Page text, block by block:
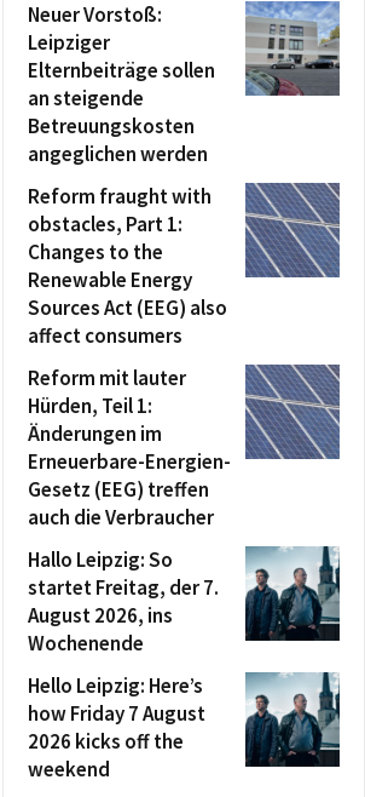
Neuer Vorstoß:
Leipziger
Elternbeiträge sollen
an steigende
Betreuungskosten
angeglichen werden
Reform fraught with
obstacles, Part 1:
Changes to the
Renewable Energy
Sources Act (EEG) also
affect consumers
Reform mit lauter
Hürden, Teil 1:
Änderungen im
Erneuerbare-Energien-
Gesetz (EEG) treffen
auch die Verbraucher
Hallo Leipzig: So
startet Freitag, der 7.
August 2026, ins
Wochenende
Hello Leipzig: Here’s
how Friday 7 August
2026 kicks off the
weekend